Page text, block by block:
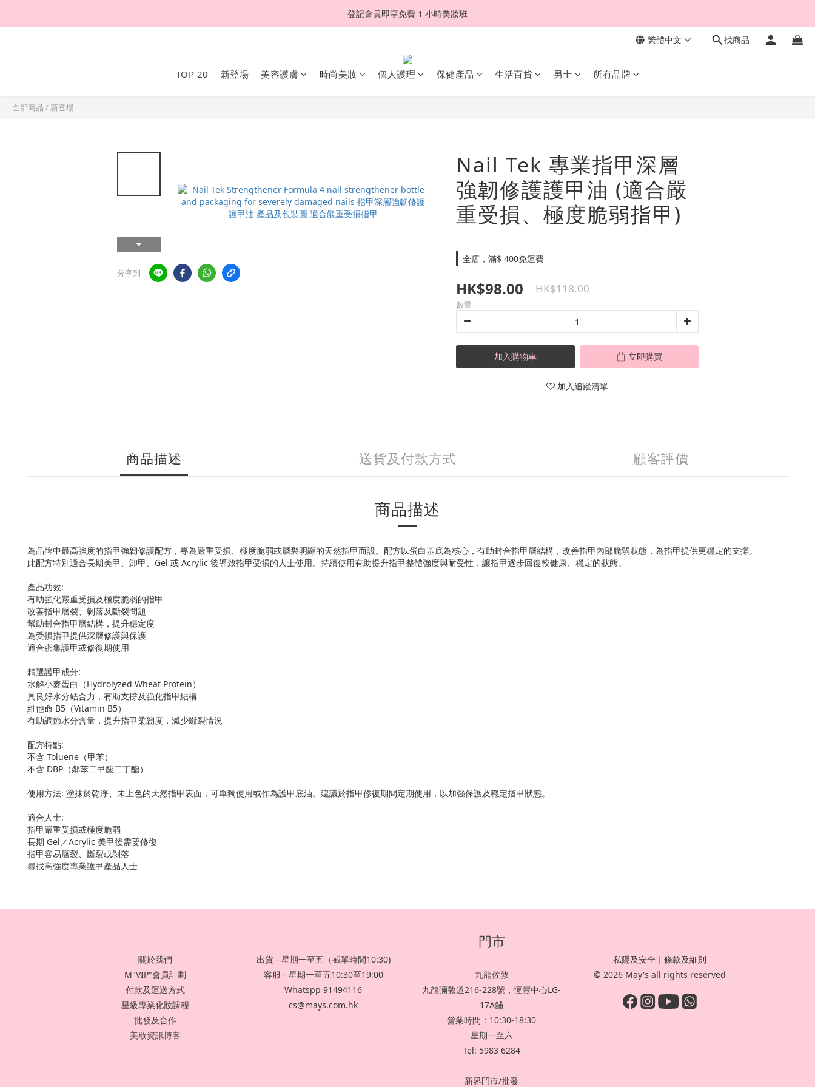
登記會員即享免費 1 小時美妝班
繁體中文 找商品
TOP 20 新登場 美容護膚 時尚美妝 個人護理 保健產品 生活百貨 男士 所有品牌
全部商品 / 新登場
分享到
Nail Tek 專業指甲深層
強韌修護護甲油 (適合嚴
重受損、極度脆弱指甲)
全店，滿$ 400免運費
HK$98.00 HK$118.00
數量
加入購物車 立即購買
加入追蹤清單
商品描述 送貨及付款方式 顧客評價
商品描述
為品牌中最高強度的指甲強韌修護配方，專為嚴重受損、極度脆弱或層裂明顯的天然指甲而設。配方以蛋白基底為核心，有助封合指甲層結構，改善指甲內部脆弱狀態，為指甲提供更穩定的支撐。
此配方特別適合長期美甲、卸甲、Gel 或 Acrylic 後導致指甲受損的人士使用。持續使用有助提升指甲整體強度與耐受性，讓指甲逐步回復較健康、穩定的狀態。
產品功效:
有助強化嚴重受損及極度脆弱的指甲
改善指甲層裂、剝落及斷裂問題
幫助封合指甲層結構，提升穩定度
為受損指甲提供深層修護與保護
適合密集護甲或修復期使用
精選護甲成分:
水解小麥蛋白（Hydrolyzed Wheat Protein）
具良好水分結合力，有助支撐及強化指甲結構
維他命 B5（Vitamin B5）
有助調節水分含量，提升指甲柔韌度，減少斷裂情況
配方特點:
不含 Toluene（甲苯）
不含 DBP（鄰苯二甲酸二丁酯）
使用方法: 塗抹於乾淨、未上色的天然指甲表面，可單獨使用或作為護甲底油。建議於指甲修復期間定期使用，以加強保護及穩定指甲狀態。
適合人士:
指甲嚴重受損或極度脆弱
長期 Gel／Acrylic 美甲後需要修復
指甲容易層裂、斷裂或剝落
尋找高強度專業護甲產品人士
關於我們
M"VIP"會員計劃
付款及運送方式
星級專業化妝課程
批發及合作
美妝資訊博客
出貨 - 星期一至五（截單時間10:30)
客服 - 星期一至五10:30至19:00
Whatspp 91494116
cs@mays.com.hk
門市
九龍佐敦
九龍彌敦道216-228號，恆豐中心LG-
17A舖
營業時間：10:30-18:30
星期一至六
Tel: 5983 6284
新界門市/批發
私隱及安全 ｜條款及細則
© 2026 May's all rights reserved